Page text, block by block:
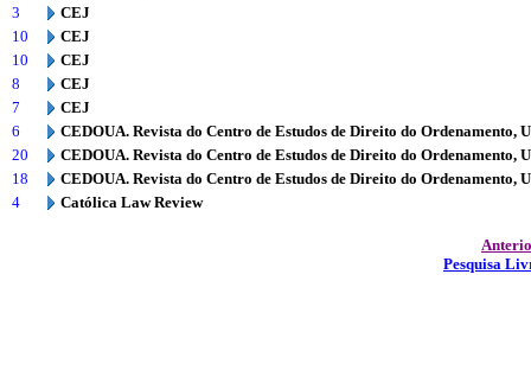
3
CEJ
10
CEJ
10
CEJ
8
CEJ
7
CEJ
6
CEDOUA. Revista do Centro de Estudos de Direito do Ordenamento,
20
CEDOUA. Revista do Centro de Estudos de Direito do Ordenamento,
18
CEDOUA. Revista do Centro de Estudos de Direito do Ordenamento,
4
Católica Law Review
Pesquisa